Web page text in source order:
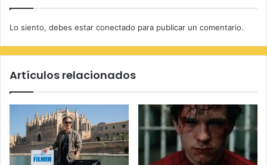
Lo siento, debes estar conectado para publicar un comentario.
Artículos relacionados